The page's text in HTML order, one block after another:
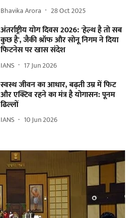
Bhavika Arora 28 Oct 2025
अंतर्राष्ट्रीय योग दिवस 2026: 'हेल्थ है तो सब
कुछ है', जैकी श्रॉफ और सोनू निगम ने दिया
फिटनेस पर खास संदेश
IANS 17 Jun 2026
स्वस्थ जीवन का आधार, बढ़ती उम्र में फिट
और एक्टिव रहने का मंत्र है योगासन: पूनम
ढिल्लों
IANS 10 Jun 2026